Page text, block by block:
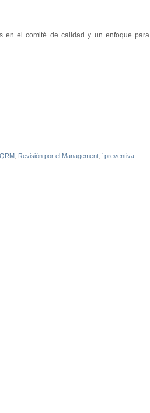
en el comité de calidad y un enfoque para
QRM, Revisión por el Management, ´preventiva